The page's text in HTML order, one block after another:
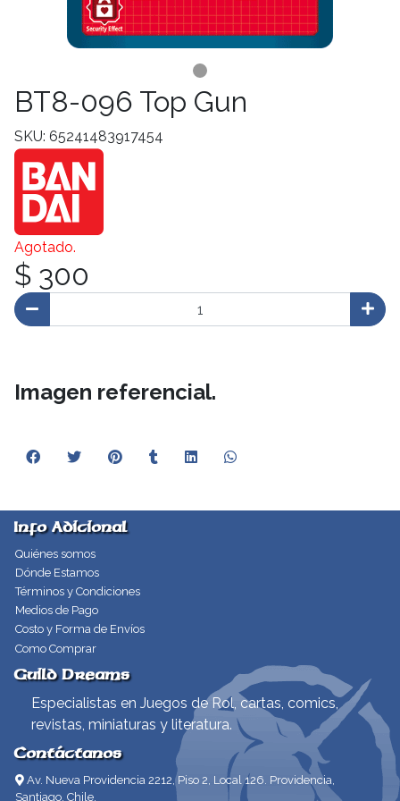
BT8-096 Top Gun
SKU: 65241483917454
Agotado.
$ 300
Imagen referencial.
Info Adicional
Quiénes somos
Dónde Estamos
Términos y Condiciones
Medios de Pago
Costo y Forma de Envíos
Como Comprar
Guild Dreams
Especialistas en Juegos de Rol, cartas, comics,
revistas, miniaturas y literatura.
Contáctanos
Av. Nueva Providencia 2212, Piso 2, Local 126. Providencia,
Santiago, Chile.